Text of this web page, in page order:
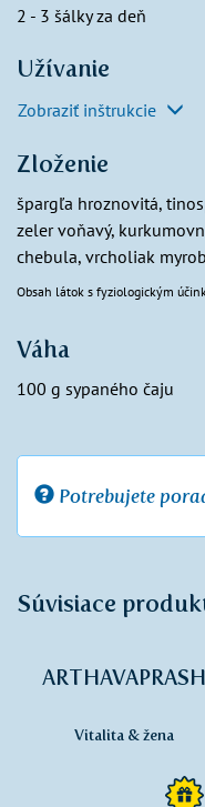
2 - 3 šálky za deň
Užívanie
Zobraziť inštrukcie
Zloženie
špargľa hroznovitá,
zeler voňavý,
chebula, vrcholiak
Obsah látok s fyziologickým
Váha
100 g sypaného čaju
Potrebujete
Súvisiace
ARTHAVAPRASH
Vitalita & žena